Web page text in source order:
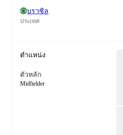
บราซิล
ประเทศ
ตำแหน่ง
ตัวหลัก
Midfielder